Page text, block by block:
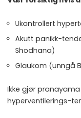
Ukontrollert
Akutt panikk-
Shodhana)
Glaukom (unngå
Ikke gjør
hyperventilerings-